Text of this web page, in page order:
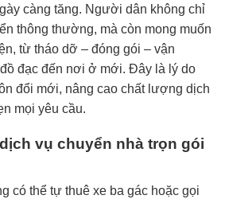
càng tăng. Người dân không chỉ
thông thường, mà còn mong muốn
từ tháo dỡ – đóng gói – vận
đạc đến nơi ở mới. Đây là lý do
đổi mới, nâng cao chất lượng dịch
mọi yêu cầu.
vụ chuyển nhà trọn gói
có thể tự thuê xe ba gác hoặc gọi